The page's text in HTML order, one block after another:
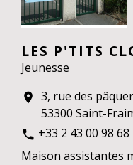
LES P'TITS
Jeunesse
location_on 3, rue des
53300 Saint-
phone +33 2 43 00 98 68
Maison assistantes